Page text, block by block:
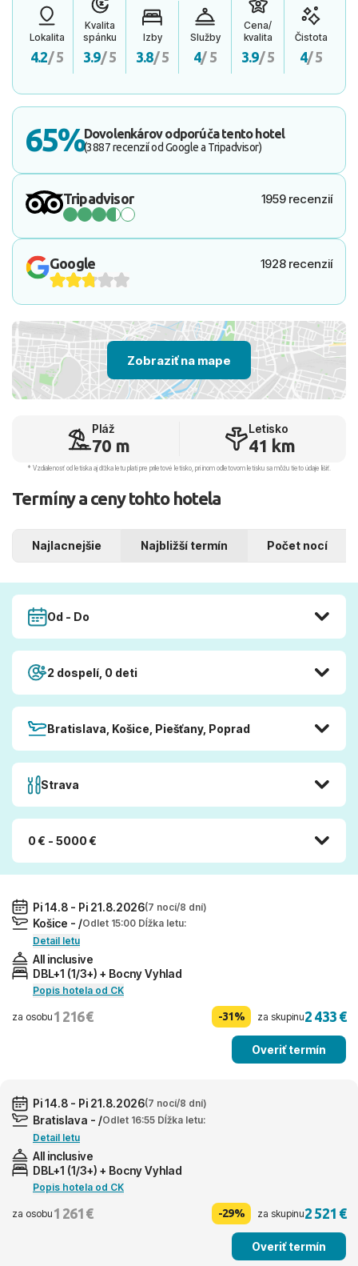
Lokalita
4.2/ 5
Kvalita
spánku
3.9/ 5
Izby
3.8/ 5
Služby
4/ 5
Cena/
kvalita
3.9/ 5
Čistota
4/ 5
65%Dovolenkárov odporúča tento hotel
(3887 recenzií od Google a Tripadvisor)
Tripadvisor 1959 recenzií
Google 1928 recenzií
Zobraziť na mape
Pláž
70 m
Letisko
41 km
* Vzdialenosť od letiska aj dľžka letu platí pre príletové letisko, pri inom odletovom letisku sa môžu tieto údaje líšiť.
Termíny a ceny tohto hotela
Najlacnejšie Najbližší termín Počet nocí
Od - Do
2 dospelí, 0 deti
Bratislava, Košice, Piešťany, Poprad
Strava
0 € - 5000 €
Pi 14.8 - Pi 21.8.2026(7 nocí/8 dní)
Košice - /Odlet 15:00 Dĺžka letu:
Detail letu
All inclusive
DBL+1 (1/3+) + Bocny Vyhlad
Popis hotela od CK
za osobu 1 216 € -31% za skupinu2 433 €
Overiť termín
Pi 14.8 - Pi 21.8.2026(7 nocí/8 dní)
Bratislava - /Odlet 16:55 Dĺžka letu:
Detail letu
All inclusive
DBL+1 (1/3+) + Bocny Vyhlad
Popis hotela od CK
za osobu 1 261 € -29% za skupinu2 521 €
Overiť termín